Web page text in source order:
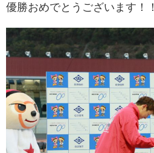
優勝おめでとうございます！！